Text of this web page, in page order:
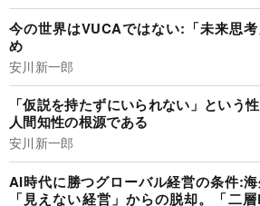
今の世界はVUCAではない:「未来思
め
安川新一郎
「仮説を持たずにいられない」という
人間知性の根源である
安川新一郎
AI時代に勝つグローバル経営の条件:
「見えない経営」からの脱却。「二